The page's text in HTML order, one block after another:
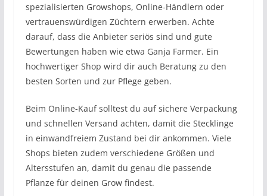
spezialisierten Growshops, Online-Händlern oder
vertrauenswürdigen Züchtern erwerben. Achte
darauf, dass die Anbieter seriös sind und gute
Bewertungen haben wie etwa Ganja Farmer. Ein
hochwertiger Shop wird dir auch Beratung zu den
besten Sorten und zur Pflege geben.
Beim Online-Kauf solltest du auf sichere Verpackung
und schnellen Versand achten, damit die Stecklinge
in einwandfreiem Zustand bei dir ankommen. Viele
Shops bieten zudem verschiedene Größen und
Altersstufen an, damit du genau die passende
Pflanze für deinen Grow findest.